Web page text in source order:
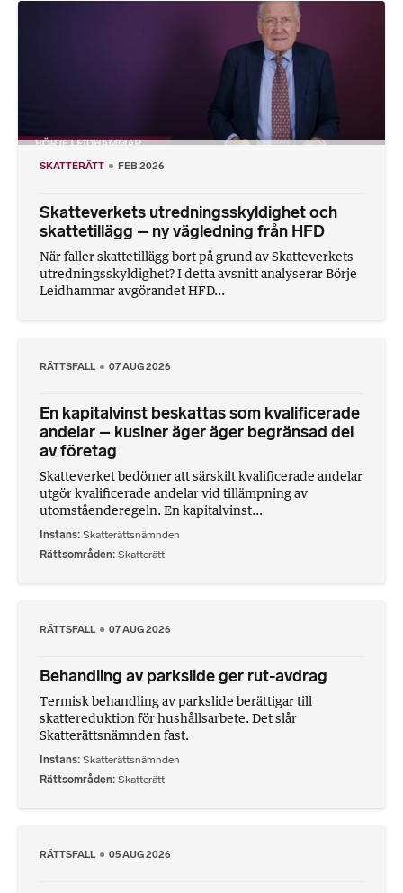
SKATTERÄTT FEB 2026
Skatteverkets utredningsskyldighet och
skattetillägg – ny vägledning från HFD
När faller skattetillägg bort på grund av Skatteverkets
utredningsskyldighet? I detta avsnitt analyserar Börje
Leidhammar avgörandet HFD...
RÄTTSFALL 07 AUG 2026
En kapitalvinst beskattas som kvalificerade
andelar – kusiner äger äger begränsad del
av företag
Skatteverket bedömer att särskilt kvalificerade andelar
utgör kvalificerade andelar vid tillämpning av
utomståenderegeln. En kapitalvinst...
Instans Skatterättsnämnden
Rättsområden Skatterätt
RÄTTSFALL 07 AUG 2026
Behandling av parkslide ger rut-avdrag
Termisk behandling av parkslide berättigar till
skattereduktion för hushållsarbete. Det slår
Skatterättsnämnden fast.
Instans Skatterättsnämnden
Rättsområden Skatterätt
RÄTTSFALL 05 AUG 2026